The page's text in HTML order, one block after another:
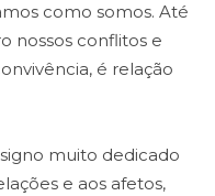
como somos. Até
nossos conflitos e
é relação
muito dedicado
e aos afetos,